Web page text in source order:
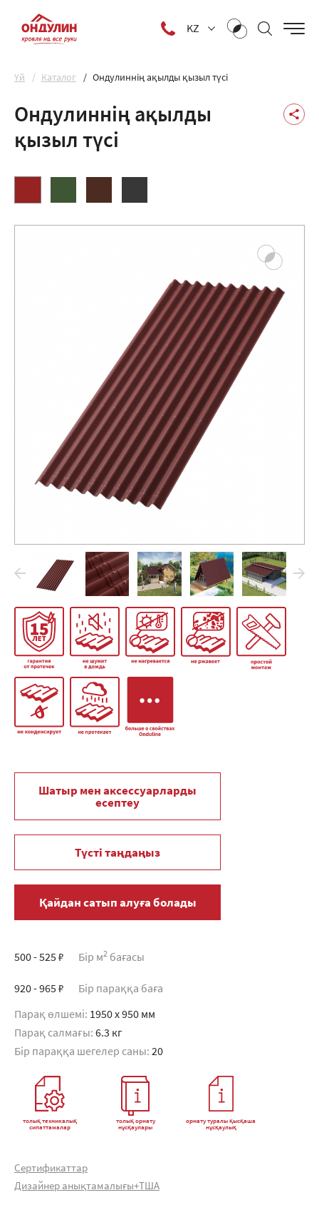
KZ
Yй Каталог Ондулиннің ақылды қызыл түсі
Ондулиннің ақылды
қызыл түсі
Шатыр мен аксессуарларды
есептеу
Түсті таңдаңыз
Қайдан сатып алуға болады
500 - 525 ₽ Бір м2 бағасы
920 - 965 ₽ Бір параққа баға
Парақ өлшемі: 1950 x 950 мм
Парақ салмағы: 6.3 кг
Бір параққа шегелер саны: 20
толық техникалық
сипаттамалар
толық орнату
нұсқаулары
орнату туралы қысқаша
нұсқаулық
Сертификаттар
Дизайнер анықтамалығы+ТША